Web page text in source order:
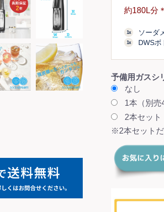
約180L分
1x ソーダ
1x DWSボ
予備用ガスシ
なし
1本（別売
2本セット
※2本セット